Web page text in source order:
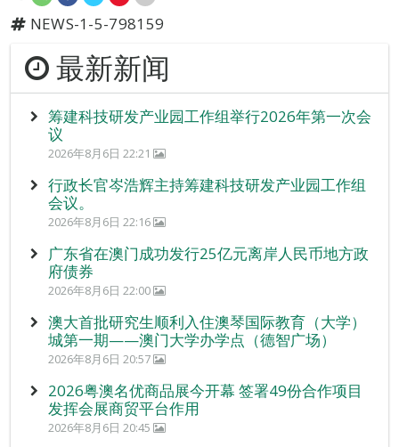
NEWS-1-5-798159
最新新闻
筹建科技研发产业园工作组举行2026年第一次会
议
2026年8月6日 22:21
行政长官岑浩辉主持筹建科技研发产业园工作组
会议。
2026年8月6日 22:16
广东省在澳门成功发行25亿元离岸人民币地方政
府债券
2026年8月6日 22:00
澳大首批研究生顺利入住澳琴国际教育（大学）
城第一期——澳门大学办学点（德智广场）
2026年8月6日 20:57
2026粤澳名优商品展今开幕 签署49份合作项目
发挥会展商贸平台作用
2026年8月6日 20:45